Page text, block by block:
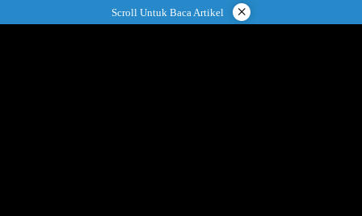
ke
Scroll Untuk Baca Artikel ×